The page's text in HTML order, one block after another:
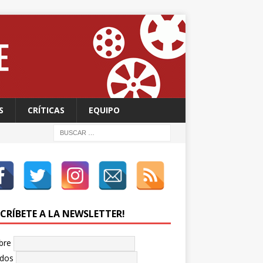
CRÍTICAS EQUIPO
A LA NEWSLETTER!